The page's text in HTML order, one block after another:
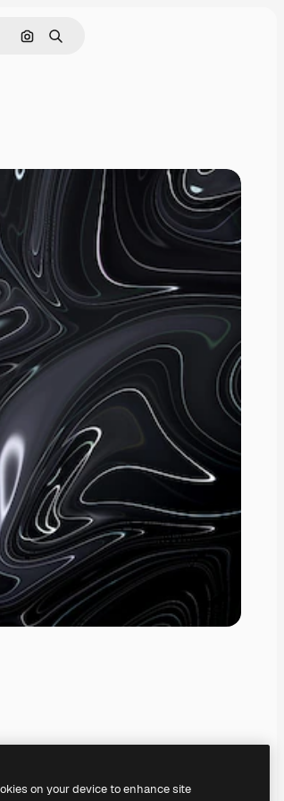
Pesquisar por imagem
Buscar
on your device to enhance site